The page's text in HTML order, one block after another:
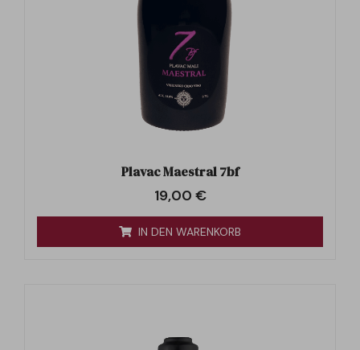
Plavac Maestral 7bf
19,00 €
IN DEN WARENKORB